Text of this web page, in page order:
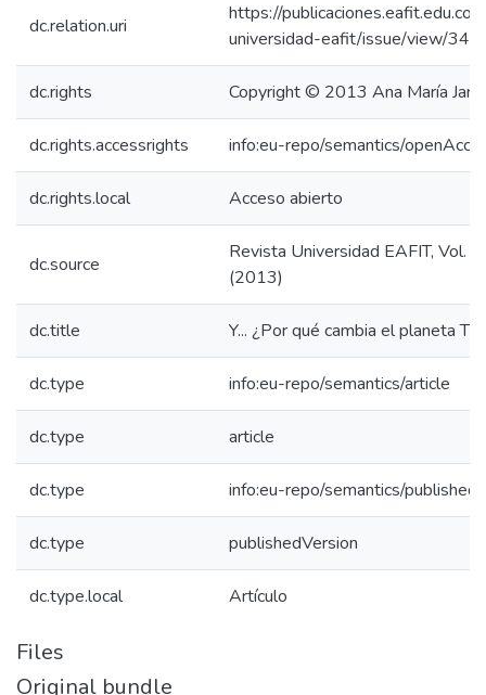
dc.relation.uri
https://publicaciones.eafit.edu.co/
universidad-eafit/issue/view/
dc.rights Copyright © 2013 Ana María
dc.rights.accessrights info:eu-repo/semantics/
dc.rights.local Acceso abierto
dc.source
Revista Universidad EAFIT, Vol.
(2013)
dc.title Y... ¿Por qué cambia el planeta
dc.type info:eu-repo/semantics/article
dc.type article
dc.type info:eu-repo/semantics/
dc.type publishedVersion
dc.type.local Artículo
Files
Original bundle